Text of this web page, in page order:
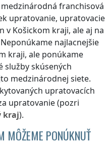
medzinárodná franchisová
upratovanie, upratovacie
v Košickom kraji, ale aj na
najlacnejšie
kraji, ale ponúkame
služby skúsených
medzinárodnej siete.
upratovacích
upratovanie (pozri
kraj).
MÔŽEME PONÚKNUŤ